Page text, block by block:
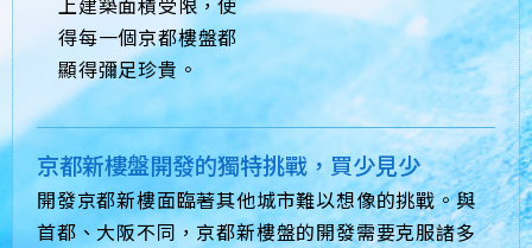
得每一個京都樓盤都
顯得彌足珍貴。
京都新樓盤開發的獨特挑戰，買少見少
開發京都新樓面臨著其他城市難以想像的挑戰。與
首都、大阪不同，京都新樓盤的開發需要克服諸多